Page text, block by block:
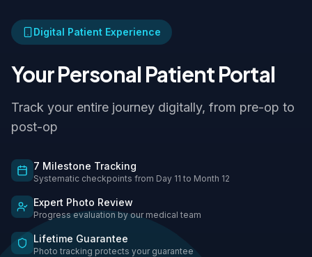
Digital Patient Experience
Your Personal Patient Portal
Track your entire journey digitally, from pre-op to
post-op
7 Milestone Tracking
Systematic checkpoints from Day 11 to Month 12
Expert Photo Review
Progress evaluation by our medical team
Lifetime Guarantee
Photo tracking protects your guarantee